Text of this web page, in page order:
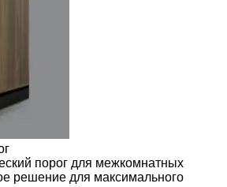
порог для межкомнатных
решение для максимального